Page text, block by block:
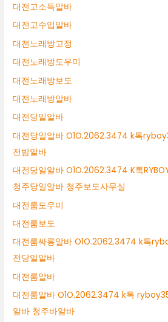
대전고소득알바
대전고수입알바
대전노래방고정
대전노래방도우미
대전노래방보도
대전노래방알바
대전당일알바
대전당일알바 O1O.2062.3474 k톡
전밤알바
대전당일알바 O1O.2062.3474 K톡
청주당일알바 청주보도사무실
대전룸도우미
대전룸보도
대전룸싸롱알바 O1O.2062.3474 k톡
전당일알바
대전룸알바
대전룸알바 O1O.2062.3474 k톡
알바 청주바알바